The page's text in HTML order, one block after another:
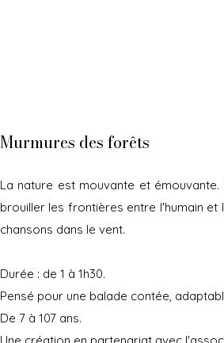
Murmures des forêts
La nature est mouvante et
brouiller les frontières entre l'humain
chansons dans le vent.
Durée : de 1 à 1h30.
Pensé pour une balade contée,
De 7 à 107 ans.